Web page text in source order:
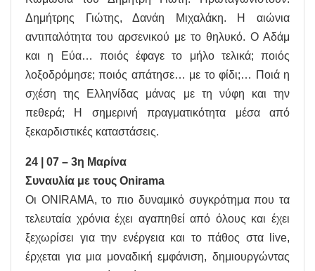
Δημήτρης Γιώτης, Δανάη Μιχαλάκη. Η αιώνια
αντιπαλότητα του αρσενικού με το θηλυκό. Ο Αδάμ
και η Εύα… ποιός έφαγε το μήλο τελικά; ποιός
λοξοδρόμησε; ποιός απάτησε… με το φίδι;… Ποιά η
σχέση της Ελληνίδας μάνας με τη νύφη και την
πεθερά; Η σημερινή πραγματικότητα μέσα από
ξεκαρδιστικές καταστάσεις.
24 | 07 – 3η Μαρίνα
Συναυλία με τους Onirama
Οι ONIRAMA, το πιο δυναμικό συγκρότημα που τα
τελευταία χρόνια έχει αγαπηθεί από όλους και έχει
ξεχωρίσει για την ενέργεια και το πάθος στα live,
έρχεται για μια μοναδική εμφάνιση, δημιουργώντας